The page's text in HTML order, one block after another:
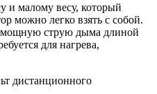
и малому весу, который
можно легко взять с собой.
мощную струю дыма длиной
для нагрева,
дистанционного